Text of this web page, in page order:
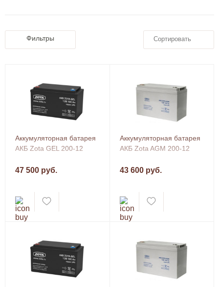
Фильтры Сортировать
Аккумуляторная батарея
АКБ Zota GEL 200-12
47 500 руб.
Аккумуляторная батарея
АКБ Zota AGM 200-12
43 600 руб.